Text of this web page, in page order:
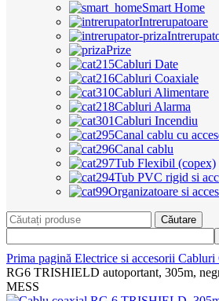
Smart Home
Intrerupatoare
Prize
Cabluri Date
Cabluri Coaxiale
Cabluri Alimentare
Cabluri Alarma
Cabluri Incendiu
Canal cablu cu
Canal cablu
Tub Flexibil (copex)
Tub PVC rigid si
Organizatoare si
Căutare
Prima pagină Electrice si accesorii Cabluri
RG6 TRISHIELD autoportant, 305m,
MESS